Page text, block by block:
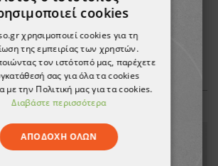
-9%
cookies
χρησιμοποιεί cookies για τη
της εμπειρίας των χρηστών.
τον ιστότοπό μας, παρέχετε
σας για όλα τα cookies
την Πολιτική μας για τα cookies.
Διαβάστε περισσότερα
ΑΠΟΔΟΧΉ ΌΛΩΝ